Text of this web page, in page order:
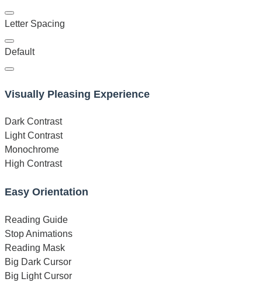
Letter Spacing
Default
Visually Pleasing Experience
Dark Contrast
Light Contrast
Monochrome
High Contrast
Easy Orientation
Reading Guide
Stop Animations
Reading Mask
Big Dark Cursor
Big Light Cursor